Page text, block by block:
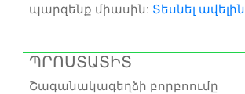
պարզենք միասին: Տեսնել ավելին
ՊՐՈՍՏԱՏԻՏ
Շագանակագեղձի բորբոումը